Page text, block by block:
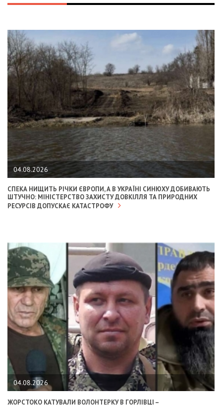
04.08.2026
СПЕКА НИЩИТЬ РІЧКИ ЄВРОПИ, А В УКРАЇНІ СИНЮХУ ДОБИВАЮТЬ
ШТУЧНО: МІНІСТЕРСТВО ЗАХИСТУ ДОВКІЛЛЯ ТА ПРИРОДНИХ
РЕСУРСІВ ДОПУСКАЄ КАТАСТРОФУ
04.08.2026
ЖОРСТОКО КАТУВАЛИ ВОЛОНТЕРКУ В ГОРЛІВЦІ –